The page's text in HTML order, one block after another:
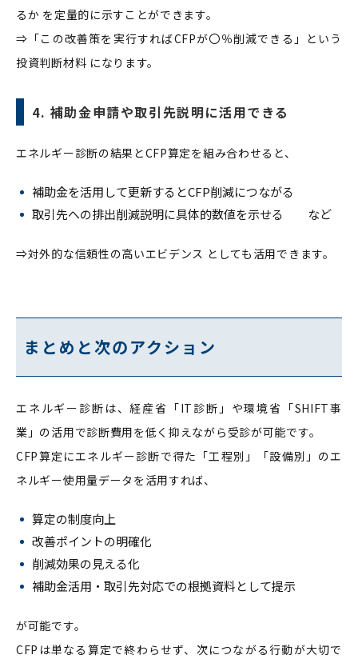
るか を定量的に示すことができます。
⇒「この改善策を実行すればCFPが〇％削減できる」という
投資判断材料 になります。
4. 補助金申請や取引先説明に活用できる
エネルギー診断の結果とCFP算定を組み合わせると、
補助金を活用して更新するとCFP削減につながる
取引先への排出削減説明に具体的数値を示せる など
⇒対外的な信頼性の高いエビデンス としても活用できます。
まとめと次のアクション
エネルギー診断は、経産省「IT診断」や環境省「SHIFT事
業」の活用で診断費用を低く抑えながら受診が可能です。
CFP算定にエネルギー診断で得た「工程別」「設備別」のエ
ネルギー使用量データを活用すれば、
算定の制度向上
改善ポイントの明確化
削減効果の見える化
補助金活用・取引先対応での根拠資料として提示
が可能です。
CFPは単なる算定で終わらせず、次につながる行動が大切で